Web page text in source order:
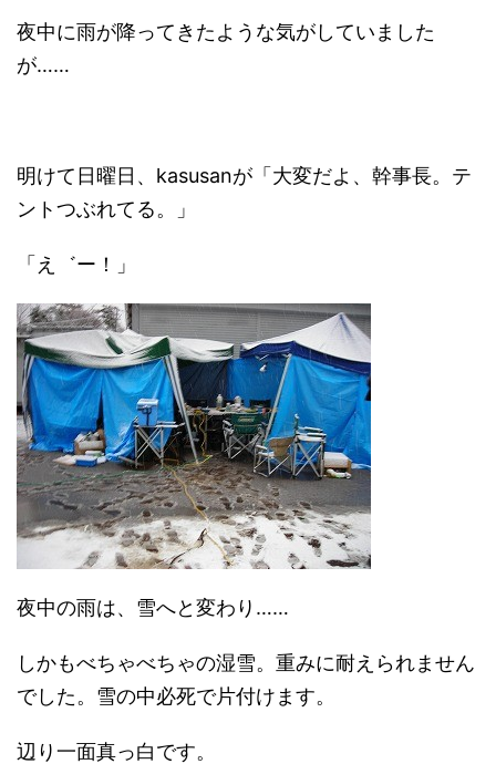
夜中に雨が降ってきたような気がしていました
が……
明けて日曜日、kasusanが「大変だよ、幹事長。テ
ントつぶれてる。」
「え゛ー！」
夜中の雨は、雪へと変わり……
しかもべちゃべちゃの湿雪。重みに耐えられません
でした。雪の中必死で片付けます。
辺り一面真っ白です。